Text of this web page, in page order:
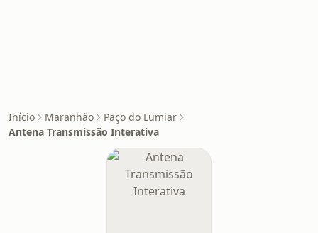
Início Maranhão
Paço do Lumiar
Antena Transmissão Interativa